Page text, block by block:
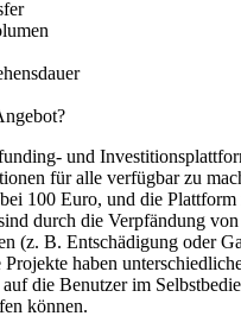
und
für alle verfügbar zu
100 Euro, und die Plattform
durch die Verpfändung
(z. B. Entschädigung oder
Projekte haben
die Benutzer im
können.